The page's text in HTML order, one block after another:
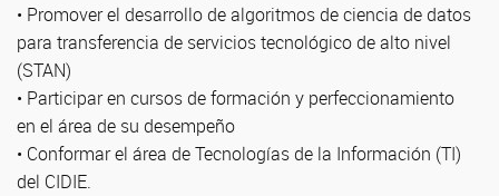
• Promover el desarrollo de algoritmos de ciencia de datos
para transferencia de servicios tecnológico de alto nivel
(STAN)
• Participar en cursos de formación y perfeccionamiento
en el área de su desempeño
• Conformar el área de Tecnologías de la Información (TI)
del CIDIE.